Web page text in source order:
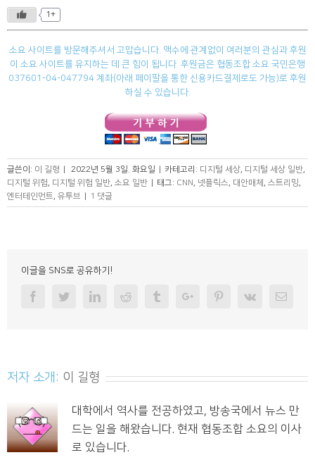
1+
소요 사이트를 방문해주셔서 고맙습니다. 액수에 관계없이 여러분의 관심과 후원
이 소요 사이트를 유지하는 데 큰 힘이 됩니다. 후원금은 협동조합 소요 국민은행
037601-04-047794 계좌(아래 페이팔을 통한 신용카드결제로도 가능)로 후원
하실 수 있습니다.
글쓴이: 이 길형 2022년 5월 3일. 화요일 카테고리: 디지털 세상, 디지털 세상 일반,
디지털 위험, 디지털 위험 일반, 소요 일반 태그: CNN , 넷플릭스, 대안매체 , 스트리밍,
엔터테인먼트, 유투브 1 댓글
이글을 SNS로 공유하기!
FacebookTwitterLinkedinReddit TumblrGoogleplusPinterest
Vk Email
저자 소개: 이 길형
대학에서 역사를 전공하였고, 방송국에서 뉴스 만
드는 일을 해왔습니다. 현재 협동조합 소요의 이사
로 있습니다.